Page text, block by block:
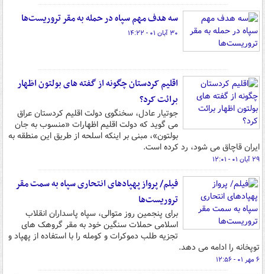
سه هدف مهم سپاه در حمله به مقر تروریست‌ها
۳۰ آبان ۰۱ - ۱۴:۲۲
اقلیم کردستان چگونه از گفته های بولتون اظهار
برائت کرد؟
جوتیار عادل، سخنگوی دولت اقلیم کردستان عراق
می گوید که دولت اقلیم اظهارات «منسوب به جان
بولتون»، مبنی بر اینکه اسلحه از طریق این منطقه به
ایران قاچاق می شود، رد کرده است.
۲۹ آبان ۰۱ - ۱۲:۰۱
فیلم/ پرواز پهپادهای انتحاری سپاه به سمت مقر
تروریست‌ها
برای پنجمین روز متوالی، سپاه پاسداران انقلاب
اسلامی حملات سنگین خود به مقر گروهک های
تجزیه طلب دموکرات و کومله را با استفاده از پهپاد و
توپخانه را ادامه می دهد.
۶ مهر ۰۱ - ۱۲:۵۶